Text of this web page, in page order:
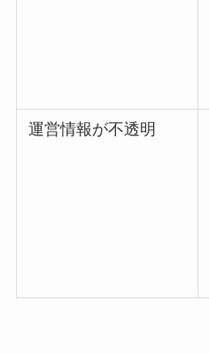
運営情報が不透明